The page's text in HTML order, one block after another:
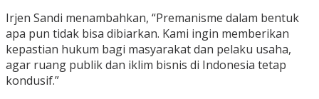
Irjen Sandi menambahkan, “Premanisme dalam bentuk
apa pun tidak bisa dibiarkan. Kami ingin memberikan
kepastian hukum bagi masyarakat dan pelaku usaha,
agar ruang publik dan iklim bisnis di Indonesia tetap
kondusif.”